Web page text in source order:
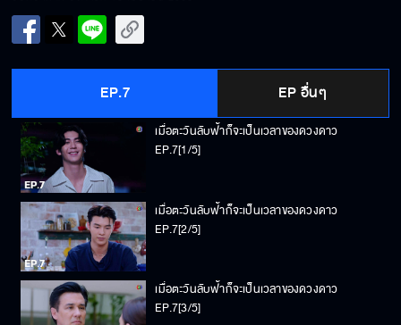
EP.7 EP อื่นๆ
เมื่อตะวันลับฟ้าก็จะเป็นเวลาของดวงดาว
EP.7[1/5]
เมื่อตะวันลับฟ้าก็จะเป็นเวลาของดวงดาว
EP.7[2/5]
เมื่อตะวันลับฟ้าก็จะเป็นเวลาของดวงดาว
EP.7[3/5]